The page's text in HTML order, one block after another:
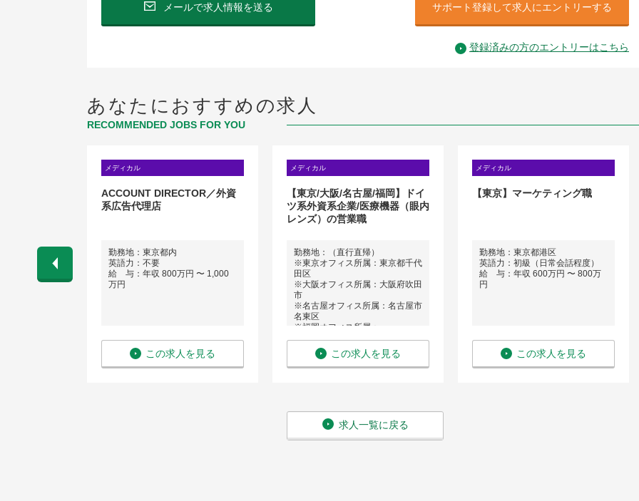
メールで求人情報を送る サポート登録して求人にエントリーする
登録済みの方のエントリーはこちら
あなたにおすすめの求人
RECOMMENDED JOBS FOR YOU
メディカル
ACCOUNT DIRECTOR／外資
系広告代理店
勤務地：東京都内
英語力：不要
給 与：年収 800万円 〜 1,000
万円
この求人を見る
メディカル
【東京/大阪/名古屋/福岡】ドイ
ツ系外資系企業/医療機器（眼内
レンズ）の営業職
勤務地：（直行直帰）
※東京オフィス所属：東京都千代
田区
※大阪オフィス所属：大阪府吹田
市
※名古屋オフィス所属：名古屋市
名東区
※福岡オフィス所属：
英語力：不要
給 与：年収 550万円 〜 850万
この求人を見る
メディカル
【東京】マーケティング職
勤務地：東京都港区
英語力：初級（日常会話程度）
給 与：年収 600万円 〜 800万
円
この求人を見る
求人一覧に戻る